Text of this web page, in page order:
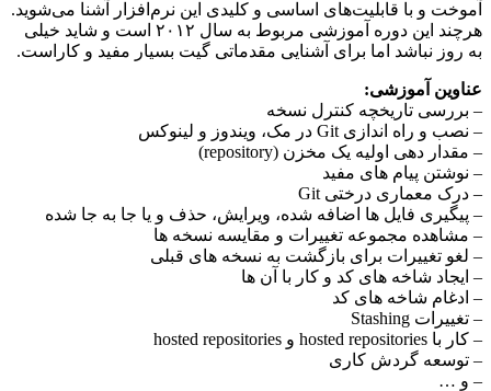
آموخت و با قابلیت‌های اساسی و کلیدی این نرم‌افزار آشنا می‌شوید.
هرچند این دوره آموزشی مربوط به سال ۲۰۱۲ است و شاید خیلی
به روز نباشد اما برای آشنایی مقدماتی گیت بسیار مفید و کاراست.
عناوین آموزشی:
– بررسی تاریخچه کنترل نسخه
– نصب و راه اندازی Git در مک، ویندوز و لینوکس
– مقدار دهی اولیه یک مخزن (repository)
– نوشتن پیام های مفید
– درک معماری درختی Git
– پیگیری فایل ها اضافه شده، ویرایش، حذف و یا جا به جا شده
– مشاهده مجموعه تغییرات و مقایسه نسخه ها
– لغو تغییرات برای بازگشت به نسخه های قبلی
– ایجاد شاخه های کد و کار با آن ها
– ادغام شاخه های کد
– تغییرات Stashing
– کار با hosted repositories و hosted repositories
– توسعه گردش کاری
– و …